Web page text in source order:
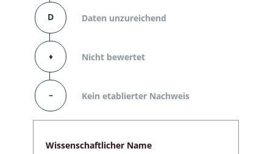
D Daten unzureichend
⬧ Nicht bewertet
– Kein etablierter Nachweis
Wissenschaftlicher Name